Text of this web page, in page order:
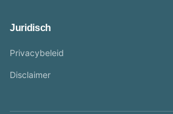
Juridisch
Privacybeleid
Disclaimer